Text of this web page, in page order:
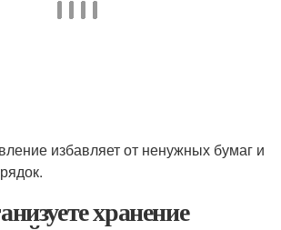
избавляет от ненужных бумаг и
хранение